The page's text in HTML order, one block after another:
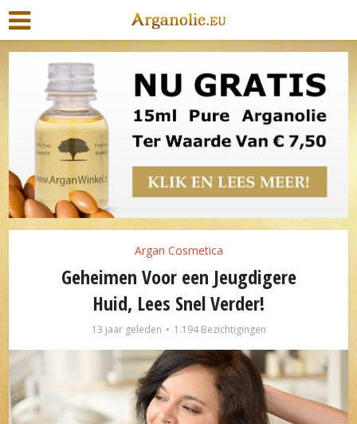
Argan Cosmetica
Geheimen Voor een Jeugdigere
Huid, Lees Snel Verder!
13 jaar geleden 1.194 Bezichtigingen